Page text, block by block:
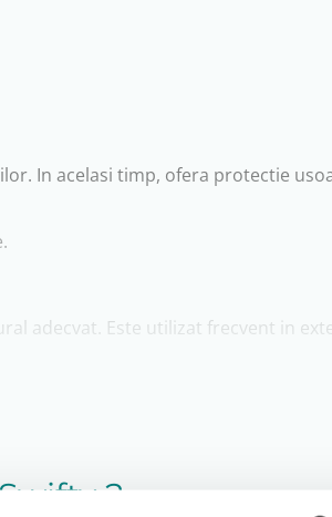
In acelasi timp, ofera protectie
adecvat. Este utilizat frecvent in
2